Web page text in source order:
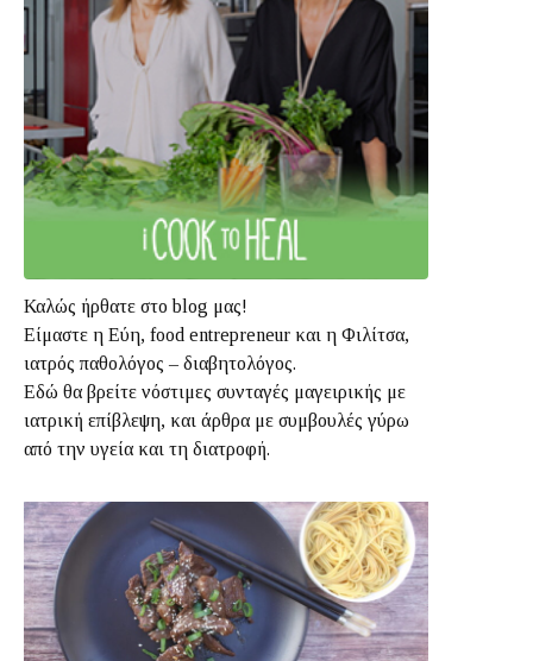
Καλώς ήρθατε στο blog μας!
Είμαστε η Εύη, food entrepreneur και η Φιλίτσα,
ιατρός παθολόγος – διαβητολόγος.
Εδώ θα βρείτε νόστιμες συνταγές μαγειρικής με
ιατρική επίβλεψη, και άρθρα με συμβουλές γύρω
από την υγεία και τη διατροφή.